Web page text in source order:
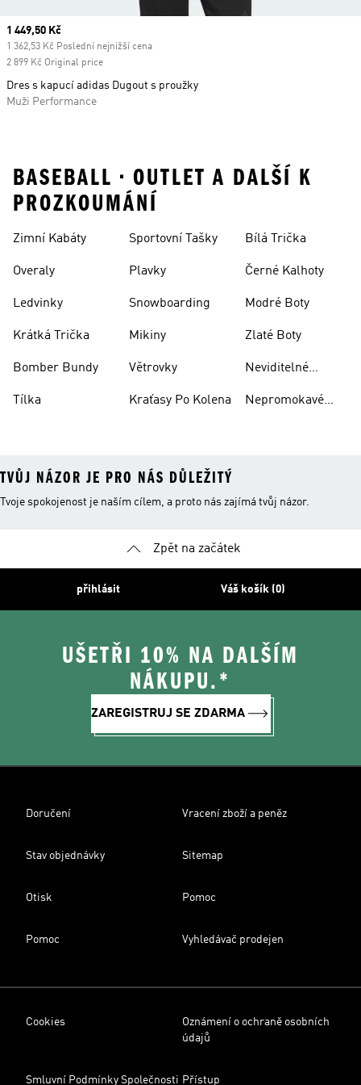
Current price
1 449,50 Kč
1 362,53 Kč Poslední nejnižší cena
2 899 Kč Original price
Dres s kapucí adidas Dugout s proužky
Muži Performance
BASEBALL • OUTLET A DALŠÍ K
PROZKOUMÁNÍ
Zimní Kabáty
Overaly
Ledvinky
Krátká Trička
Bomber Bundy
Tílka
Sportovní Tašky
Plavky
Snowboarding
Mikiny
Větrovky
Kraťasy Po Kolena
Bílá Trička
Černé Kalhoty
Modré Boty
Zlaté Boty
Neviditelné
Nepromokavé
TVŮJ NÁZOR JE PRO NÁS DŮLEŽITÝ
Tvoje spokojenost je naším cílem, a proto nás zajímá tvůj názor.
Zpět na začátek
přihlásit Váš košík (0)
UŠETŘI 10% NA DALŠÍM
NÁKUPU.*
ZAREGISTRUJ SE ZDARMA
Doručení Vracení zboží a peněz
Stav objednávky Sitemap
Otisk Pomoc
Pomoc Vyhledávač prodejen
Cookies
Oznámení o ochraně osobních
údajů
Smluvní Podmínky Společnosti Přístup